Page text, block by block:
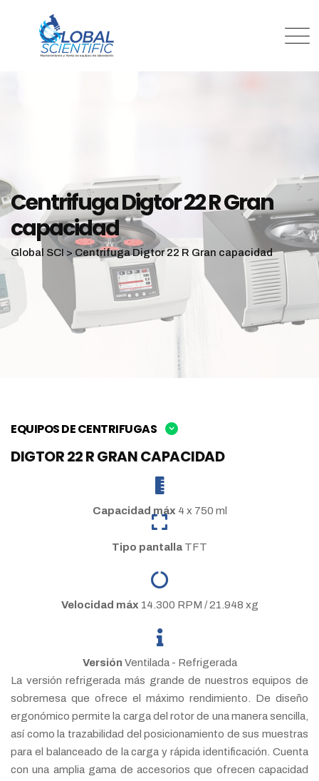
Centrifuga Digtor 22 R Gran
capacidad
Global SCI > Centrifuga Digtor 22 R Gran capacidad
EQUIPOS DE CENTRIFUGAS
DIGTOR 22 R GRAN CAPACIDAD
Capacidad máx 4 x 750 ml
Tipo pantalla TFT
Velocidad máx 14.300 RPM / 21.948 xg
Versión Ventilada - Refrigerada
La versión refrigerada más grande de nuestros equipos de
sobremesa que ofrece el máximo rendimiento. De diseño
ergonómico permite la carga del rotor de una manera sencilla,
así como la trazabilidad del posicionamiento de sus muestras
para el balanceado de la carga y rápida identificación. Cuenta
con una amplia gama de accesorios que ofrecen capacidad